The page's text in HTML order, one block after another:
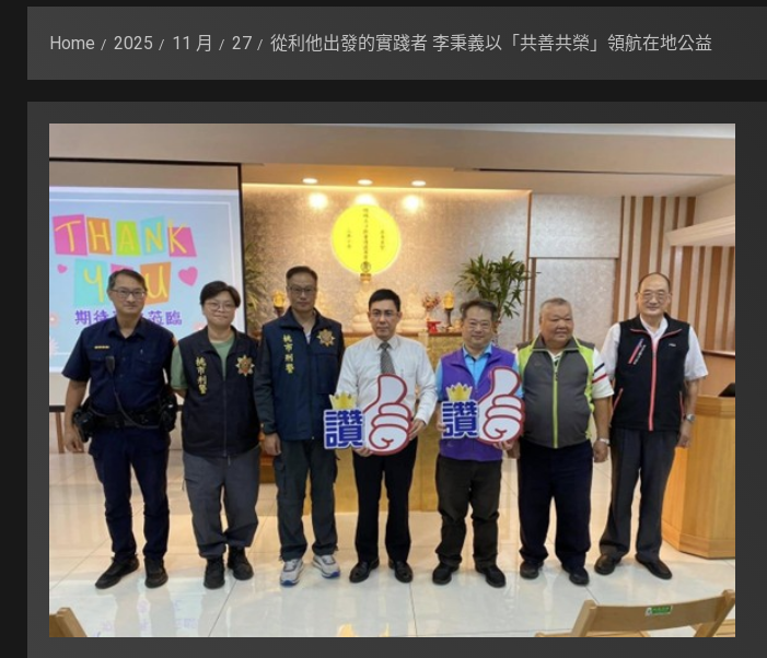
Home 2025 11 月 27 從利他出發的實踐者 李秉義以「共善共榮」領航在地公益